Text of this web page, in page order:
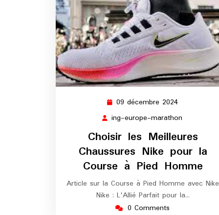
09 décembre 2024
décembre
ing-europe-marathon
marathon
Choisir les Meilleures
Chaussures Nike pour la
Course à Pied Homme
Article sur la Course à Pied Homme avec Nike
Nike : L'Allié Parfait pour la…
0 Comments